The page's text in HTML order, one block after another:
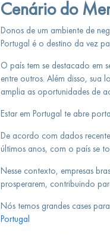
Cenário do
Donos de um ambiente de
Portugal é o destino da vez
O país tem se destacado em
entre outros. Além disso, sua
amplia as oportunidades de
Estar em Portugal te abre
De acordo com dados
últimos anos, com o país se
Nesse contexto, empresas
prosperarem, contribuindo
Nós temos grandes cases
Portugal